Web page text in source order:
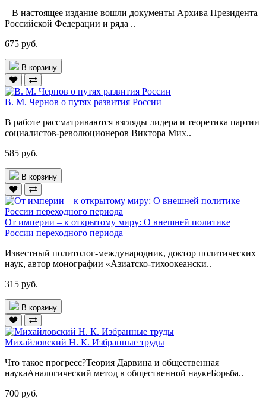
В настоящее издание вошли документы Архива Президента
Российской Федерации и ряда ..
675 руб.
В корзину
В. М. Чернов о путях развития России
В работе рассматриваются взгляды лидера и теоретика партии
социалистов-революционеров Виктора Мих..
585 руб.
В корзину
От империи – к открытому миру: О внешней политике
России переходного периода
Известный политолог-международник, доктор политических
наук, автор монографии «Азиатско-тихоокеански..
315 руб.
В корзину
Михайловский Н. К. Избранные труды
Что такое прогресс?Теория Дарвина и общественная
наукаАналогический метод в общественной наукеБорьба..
700 руб.